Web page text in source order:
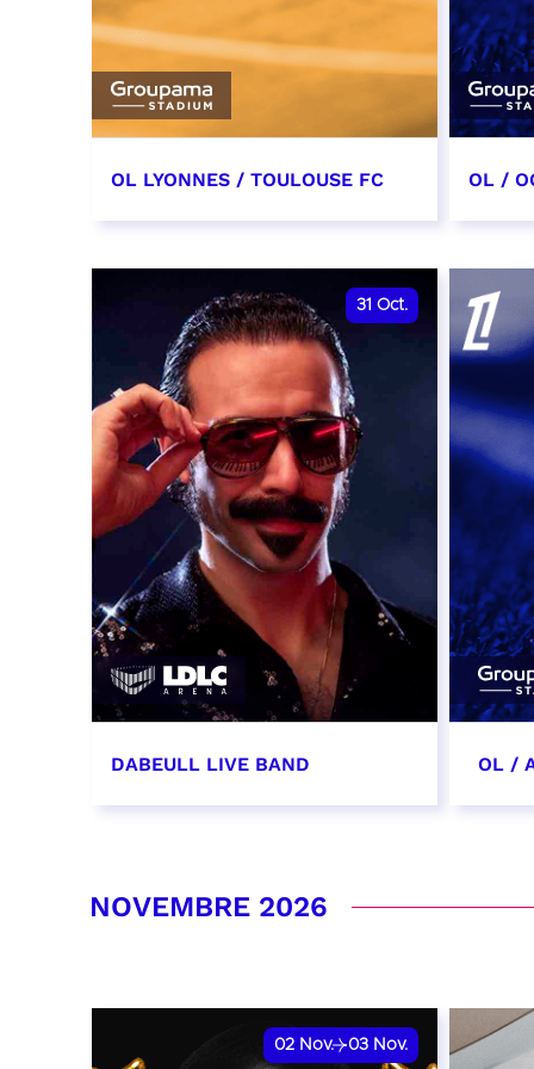
OL LYONNES / TOULOUSE FC
date et heure à confirmer
RÉSERVER
OL /
date
31 Oct.
DABEULL LIVE BAND OL /
NOVEMBRE 2026
02 Nov. 03 Nov.